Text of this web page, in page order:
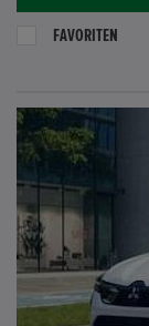
FAVORITEN